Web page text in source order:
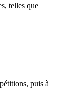
telles que
puis à